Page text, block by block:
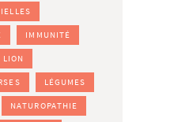
IMMUNITÉ
LION
LÉGUMES
NATUROPATHIE